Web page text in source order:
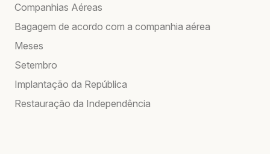
Companhias Aéreas
Bagagem de acordo com a companhia aérea
Meses
Setembro
Implantação da República
Restauração da Independência